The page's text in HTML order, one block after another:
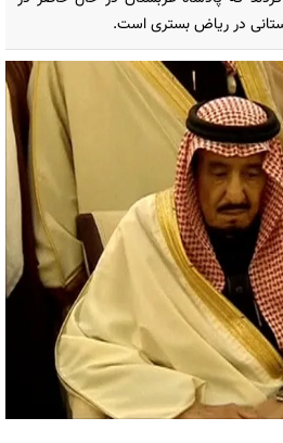
در ریاض بستری است.